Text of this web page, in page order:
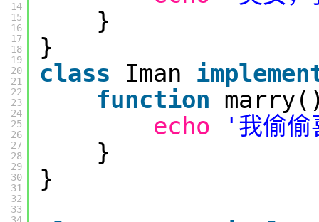
14
15
16
17
18
19
20
21
22
23
24
25
26
27
28
29
30
31
32
33
}
}
class
Iman
function
echo
'我偷
}
}